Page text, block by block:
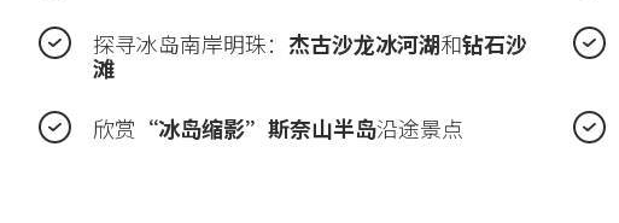
探寻冰岛南岸明珠： 杰古沙龙冰河湖和钻石沙
滩
欣赏 “冰岛缩影”斯奈山半岛沿途景点